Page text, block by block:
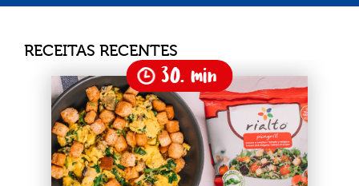
RECEITAS RECENTES
30. min